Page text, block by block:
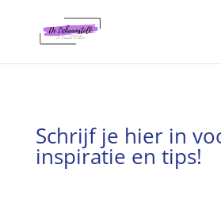
Schrijf je hier in
inspiratie en tips!